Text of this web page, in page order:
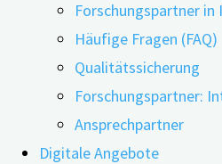
Forschungspartner in
Häufige Fragen (FAQ)
Qualitätssicherung
Forschungspartner:
Ansprechpartner
Digitale Angebote
14.02.2020
Wie werden Menschen mit